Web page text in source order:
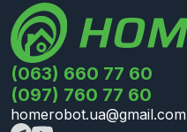
(063) 660 77 60
(097) 760 77 60
homerobot.ua@gmail.com